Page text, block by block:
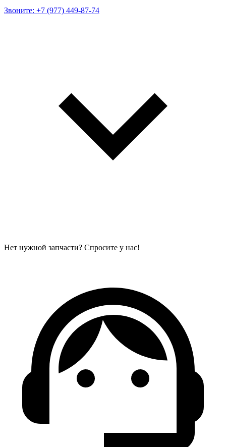
Звоните: +7 (977) 449-87-74
Нет нужной запчасти? Спросите у нас!